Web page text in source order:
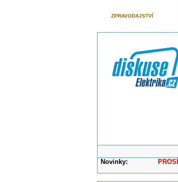
ZPRAVODAJSTVÍ
Novinky: PROSÍME